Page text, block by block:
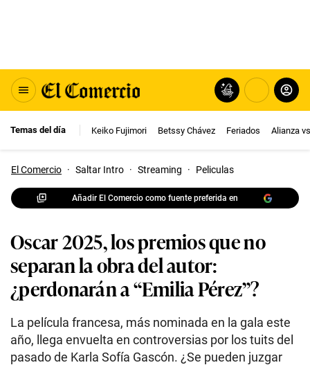
Temas del día Keiko Fujimori Betssy Chávez Feriados Alianza
El Comercio · Saltar Intro · Streaming · Peliculas
Añadir El Comercio como fuente preferida en
Oscar 2025, los premios que no
separan la obra del autor:
¿perdonarán a “Emilia Pérez”?
La película francesa, más nominada en la gala este
año, llega envuelta en controversias por los tuits del
pasado de Karla Sofía Gascón. ¿Se pueden juzgar